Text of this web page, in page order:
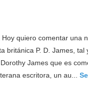
Hoy quiero comentar una
británica P. D. James,
James que es
escritora, un au...